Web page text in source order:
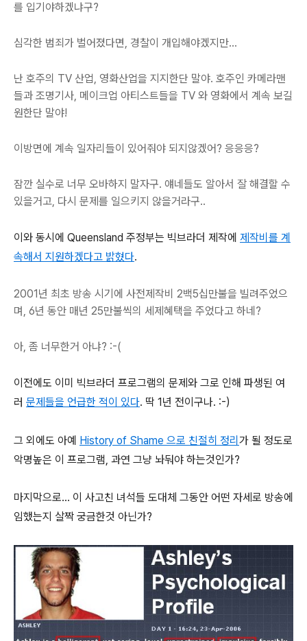
를 입기야하겠냐구?
심각한 범죄가 벌어졌다면, 경찰이 개입해야겠지만...
난 호주의 TV 산업, 영화산업을 지지한단 말야. 호주인 카메라맨
들과 조명기사, 메이크업 아티스트들을 TV 와 영화에서 계속 보길
원한단 말야!
이방면에 계속 일자리들이 있어줘야 되지않겠어? 응응응?
잠깐 실수로 너무 오바하지 말자구. 얘네들도 알아서 잘 해결할 수
있을거고, 다시 문제를 일으키지 않을거라구..
이와 동시에 Queensland 주정부는 빅브라더 제작에 제작비를 계
속해서 지원하겠다고 밝혔다.
2001년 최초 방송 시기에 사전제작비 2백5십만불을 빌려주었으
며, 6년 동안 매년 25만불씩의 세제혜택을 주었다고 하네?
아, 좀 너무한거 아냐? :-(
이전에도 이미 빅브라더 프로그램의 문제와 그로 인해 파생된 여
러 문제들을 언급한 적이 있다. 딱 1년 전이구나. :-)
그 외에도 아예 History of Shame 으로 친절히 정리 가 될 정도로
악명높은 이 프로그램, 과연 그냥 놔둬야 하는것인가?
마지막으로... 이 사고친 녀석들 도대체 그동안 어떤 자세로 방송에
임했는지 살짝 궁금한것 아닌가?